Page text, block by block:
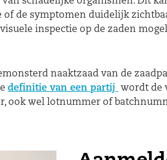
of de symptomen duidelijk
inspectie op de zaden
naaktzaad van de
definitie van een partij
wordt de
ook wel lotnummer of